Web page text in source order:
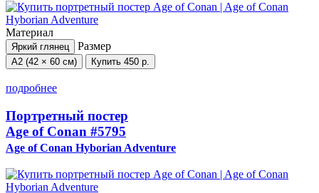
Материал
Яркий глянец Размер
А2 (42 × 60 см) Купить 450 р.
подробнее
Портретный постер
Age of Conan #5795
Age of Conan Hyborian Adventure